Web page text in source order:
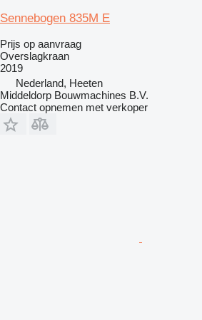
Sennebogen 835M E
Prijs op aanvraag
Overslagkraan
2019
Nederland, Heeten
Middeldorp Bouwmachines B.V.
Contact opnemen met verkoper